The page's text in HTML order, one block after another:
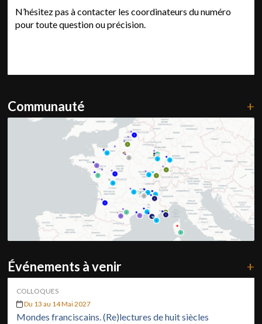
N’hésitez pas à contacter les coordinateurs du numéro
pour toute question ou précision.
Communauté +
Événements à venir +
COLLOQUES
Du 13 au 14 Mai 2027
Mondes franciscains. (Re)lectures de huit siècles